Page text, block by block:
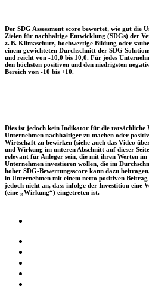
Der SDG Assessment score bewertet, wie gut die
Zielen für nachhaltige Entwicklung (SDGs) der
z. B. Klimaschutz, hochwertige Bildung oder
einem gewichteten Durchschnitt der SDG
und reicht von -10,0 bis 10,0. Für jedes
den höchsten positiven und den niedrigsten
Bereich von -10 bis +10.
Dies ist jedoch kein Indikator für die tatsächliche
Unternehmen nachhaltiger zu machen oder
Wirtschaft zu bewirken (siehe auch das Video
und Wirkung im unteren Abschnitt auf dieser
relevant für Anleger sein, die mit ihren Werten
Unternehmen investieren wollen, die im
hoher SDG-Bewertungsscore kann dazu
in Unternehmen mit einem netto positiven
jedoch nicht an, dass infolge der Investition eine
(eine „Wirkung“) eingetreten ist.